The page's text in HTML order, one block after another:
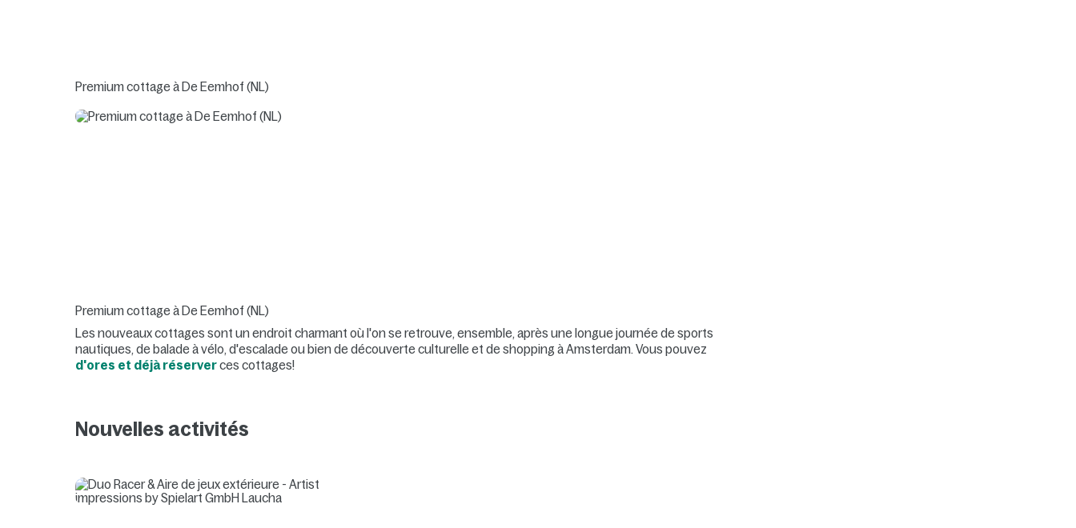
Premium cottage à De Eemhof (NL)
Premium cottage à De Eemhof (NL)
Les nouveaux cottages sont un endroit charmant où l'on se retrouve, ensemble, après une longue journée de sports
nautiques, de balade à vélo, d'escalade ou bien de découverte culturelle et de shopping à Amsterdam. Vous pouvez
d'ores et déjà réserverces cottages!
Nouvelles activités